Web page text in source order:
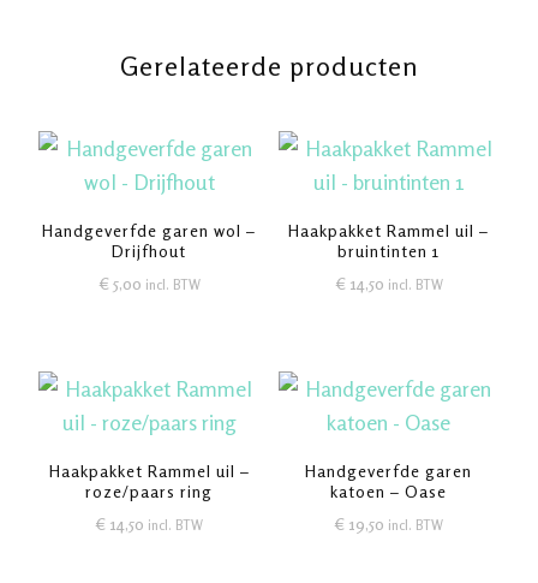
Gerelateerde producten
Handgeverfde garen wol –
Drijfhout
€ 5,00 incl. BTW
Haakpakket Rammel uil –
bruintinten 1
€ 14,50 incl. BTW
Haakpakket Rammel uil –
roze/paars ring
€ 14,50 incl. BTW
Handgeverfde garen
katoen – Oase
€ 19,50 incl. BTW